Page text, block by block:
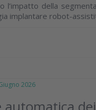
l’impatto della
implantare robot-
2026